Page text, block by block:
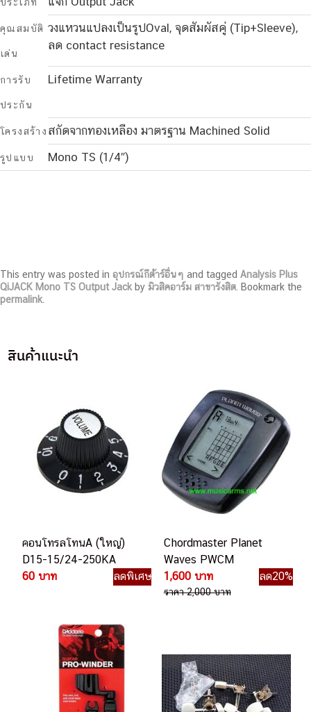
คุณสมบัติ
เด่น
วงแหวนแปลงเป็นรูปOval, จุดสัมผัสคู่ (Tip+Sleeve),
ลด contact resistance
การรับ
ประกัน
Lifetime Warranty
โครงสร้าง สกัดจากทองเหลือง มาตรฐาน Machined Solid
รูปแบบ Mono TS (1/4″)
This entry was posted in อุปกรณ์กีต้าร์อื่นๆ and tagged Analysis Plus
QiJACK Mono TS Output Jack by มิวสิคอาร์ม สาขารังสิต . Bookmark the
permalink
สินค้าแนะนำ
คอนโทรลโทนA (ใหญ่)
D15-15/24-250KA
60 บาท
ลดพิเศษ
Chordmaster Planet
Waves PWCM
1,600 บาท
ลด20%
ราคา 2,000 บาท